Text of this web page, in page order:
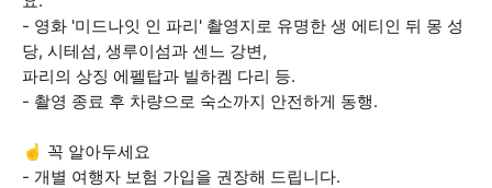
- 영화 '미드나잇 인 파리' 촬영지로 유명한 생 에티인 뒤 몽 성
당, 시테섬, 생루이섬과 센느 강변,
파리의 상징 에펠탑과 빌하켐 다리 등.
- 촬영 종료 후 차량으로 숙소까지 안전하게 동행.
☝️ 꼭 알아두세요
- 개별 여행자 보험 가입을 권장해 드립니다.